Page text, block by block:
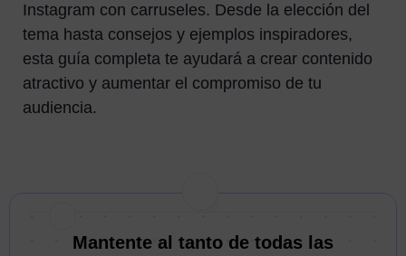
Instagram con carruseles. Desde la elección del
tema hasta consejos y ejemplos inspiradores,
esta guía completa te ayudará a crear contenido
atractivo y aumentar el compromiso de tu
audiencia.
Mantente al tanto de todas las